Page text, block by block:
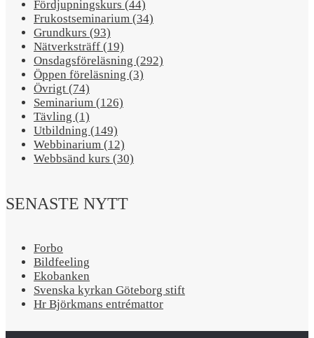
Fördjupningskurs (44)
Frukostseminarium (34)
Grundkurs (93)
Nätverksträff (19)
Onsdagsföreläsning (292)
Öppen föreläsning (3)
Övrigt (74)
Seminarium (126)
Tävling (1)
Utbildning (149)
Webbinarium (12)
Webbsänd kurs (30)
SENASTE NYTT
Forbo
Bildfeeling
Ekobanken
Svenska kyrkan Göteborg stift
Hr Björkmans entrémattor